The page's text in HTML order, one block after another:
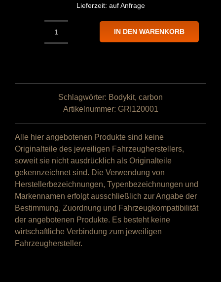
Lieferzeit: auf Anfrage
NAP
Seiten
Lufteinlässe
passend
C8
Menge
IN DEN WARENKORB
Schlagwörter: Bodykit, carbon
Artikelnummer: GRI120001
Alle hier angebotenen Produkte sind keine
Originalteile des jeweiligen Fahrzeugherstellers,
soweit sie nicht ausdrücklich als Originalteile
gekennzeichnet sind. Die Verwendung von
Herstellerbezeichnungen, Typenbezeichnungen und
Markennamen erfolgt ausschließlich zur Angabe der
Bestimmung, Zuordnung und Fahrzeugkompatibilität
der angebotenen Produkte. Es besteht keine
wirtschaftliche Verbindung zum jeweiligen
Fahrzeughersteller.